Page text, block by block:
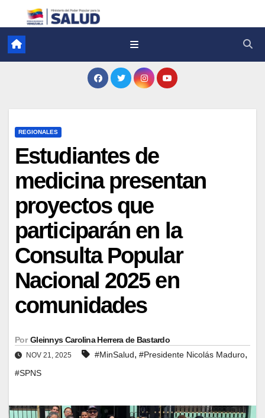
REGIONALES
Estudiantes de
medicina presentan
proyectos que
participarán en la
Consulta Popular
Nacional 2025 en
comunidades
Por Gleinnys Carolina Herrera de Bastardo
NOV 21, 2025 #MinSalud, #Presidente Nicolás Maduro,
#SPNS